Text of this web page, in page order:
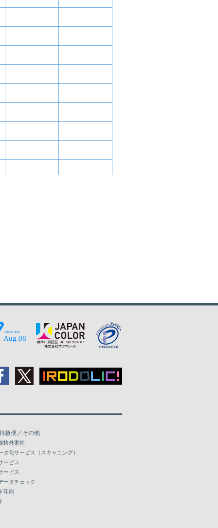
急便／その他
格外案件
タ化サービス（スキャニング）
ービス
ービス
ータチェック
印刷